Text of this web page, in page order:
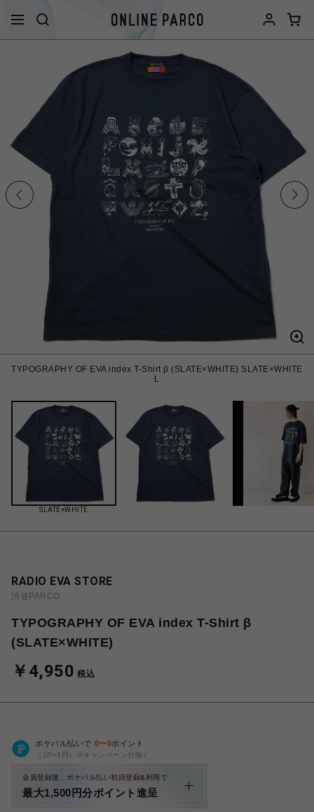
TYPOGRAPHY OF EVA index T-Shirt β (SLATE×WHITE) SLATE×WHITE
L
SLATE×WHITE
RADIO EVA STORE
渋谷PARCO
TYPOGRAPHY OF EVA index T-Shirt β
(SLATE×WHITE)
￥4,950 税込
ポケパル払いで 0〜0ポイント
（1P=1円）※キャンペーン分除く
会員登録後、ポケパル払い初回登録&利用で
最大1,500円分ポイント進呈